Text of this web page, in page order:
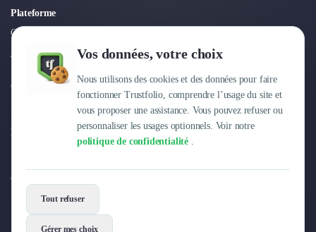
Vos données, votre choix
Nous utilisons des cookies et des données pour faire
fonctionner Trustfolio, comprendre l’usage du site et
vous proposer une assistance. Vous pouvez refuser ou
personnaliser les usages optionnels. Voir notre
politique de confidentialité .
Tout refuser
Gérer mes choix
Plateforme
Connexion
Tarifs
Centre d'aide
Entreprise
Pourquoi Trustfolio ?
Offres d'emploi